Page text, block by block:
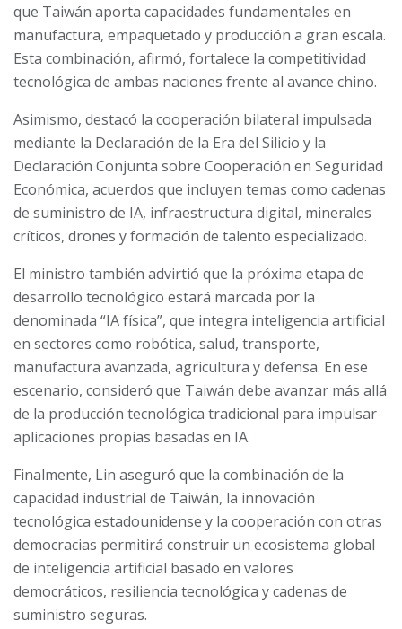
que Taiwán aporta capacidades fundamentales en
manufactura, empaquetado y producción a gran escala.
Esta combinación, afirmó, fortalece la competitividad
tecnológica de ambas naciones frente al avance chino.
Asimismo, destacó la cooperación bilateral impulsada
mediante la Declaración de la Era del Silicio y la
Declaración Conjunta sobre Cooperación en Seguridad
Económica, acuerdos que incluyen temas como cadenas
de suministro de IA, infraestructura digital, minerales
críticos, drones y formación de talento especializado.
El ministro también advirtió que la próxima etapa de
desarrollo tecnológico estará marcada por la
denominada “IA física”, que integra inteligencia artificial
en sectores como robótica, salud, transporte,
manufactura avanzada, agricultura y defensa. En ese
escenario, consideró que Taiwán debe avanzar más allá
de la producción tecnológica tradicional para impulsar
aplicaciones propias basadas en IA.
Finalmente, Lin aseguró que la combinación de la
capacidad industrial de Taiwán, la innovación
tecnológica estadounidense y la cooperación con otras
democracias permitirá construir un ecosistema global
de inteligencia artificial basado en valores
democráticos, resiliencia tecnológica y cadenas de
suministro seguras.